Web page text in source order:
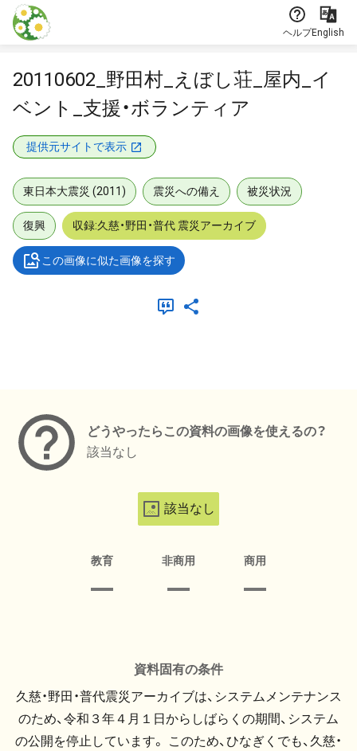
本文に飛ぶ
ヘルプEnglish
20110602_野田村_えぼし荘_屋内_イ
ベント_支援・ボランティア
提供元サイトで表示
東日本大震災 (2011) 震災への備え 被災状況
復興 収録:久慈・野田・普代 震災アーカイブ
この画像に似た画像を探す
どうやったらこの資料の画像を使えるの？
該当なし
該当なし
教育 非商用 商用
資料固有の条件
久慈・野田・普代震災アーカイブは、システムメンテナンス
のため、令和３年４月１日からしばらくの期間、システム
の公開を停止しています。 このため、ひなぎくでも、久慈・